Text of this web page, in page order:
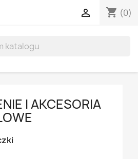
shopping_cart (0)

I AKCESORIA